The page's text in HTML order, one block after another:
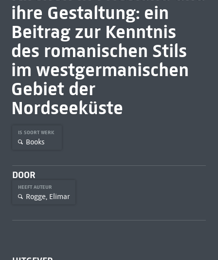
ihre Gestaltung: ein
Beitrag zur Kenntnis
des romanischen Stils
im westgermanischen
Gebiet der
Nordseeküste
IS SOORT WERK
Books
DOOR
HEEFT AUTEUR
Rogge, Elimar